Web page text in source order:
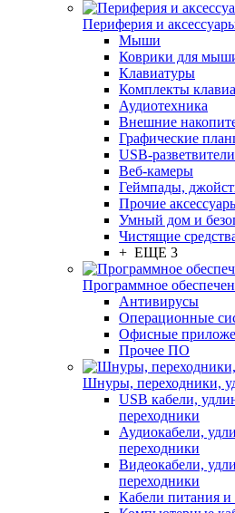
Периферия и
Мыши
Коврики для
Клавиатуры
Комплекты
Аудиотехника
Внешние
Графические
USB-разветвители
Веб-камеры
Геймпады,
Прочие
Умный дом и
Чистящие
+ ЕЩЕ 3
Программное
Антивирусы
Операционные
Офисные
Прочее ПО
Шнуры, переходники,
USB кабели,
переходники
Аудиокабели,
переходники
Видеокабели,
переходники
Кабели питания и